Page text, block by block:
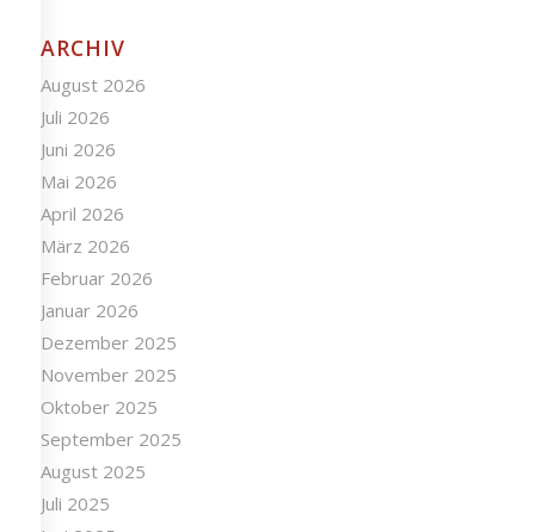
ARCHIV
August 2026
Juli 2026
Juni 2026
Mai 2026
April 2026
März 2026
Februar 2026
Januar 2026
Dezember 2025
November 2025
Oktober 2025
September 2025
August 2025
Juli 2025